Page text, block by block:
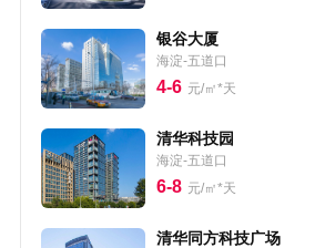
银谷大厦
海淀-五道口
4-6 元/㎡*天
清华科技园
海淀-五道口
6-8 元/㎡*天
清华同方科技广场